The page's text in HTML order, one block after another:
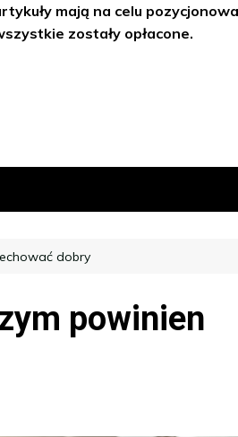
mają na celu
zostały opłacone.
dobry
powinien